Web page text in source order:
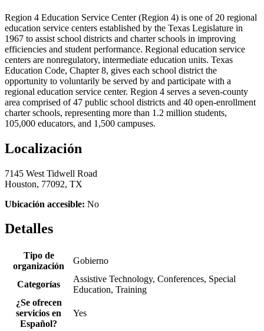
Region 4 Education Service Center (Region 4) is one of 20 regional
education service centers established by the Texas Legislature in
1967 to assist school districts and charter schools in improving
efficiencies and student performance. Regional education service
centers are nonregulatory, intermediate education units. Texas
Education Code, Chapter 8, gives each school district the
opportunity to voluntarily be served by and participate with a
regional education service center. Region 4 serves a seven-county
area comprised of 47 public school districts and 40 open-enrollment
charter schools, representing more than 1.2 million students,
105,000 educators, and 1,500 campuses.
Localización
7145 West Tidwell Road
Houston, 77092, TX
Ubicación accesible: No
Detalles
Tipo de
organización
Gobierno
Categorías
Assistive Technology, Conferences, Special
Education, Training
¿Se ofrecen
servicios en
Español?
Yes